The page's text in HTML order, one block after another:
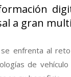
a gran
enfrenta al
de